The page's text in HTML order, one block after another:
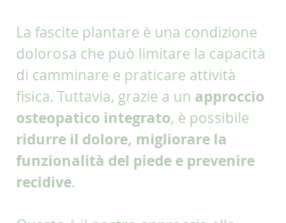
La fascite plantare è una condizione
dolorosa che può limitare la capacità
di camminare e praticare attività
fisica. Tuttavia, grazie a un approccio
osteopatico integrato, è possibile
ridurre il dolore, migliorare la
funzionalità del piede e prevenire
recidive.